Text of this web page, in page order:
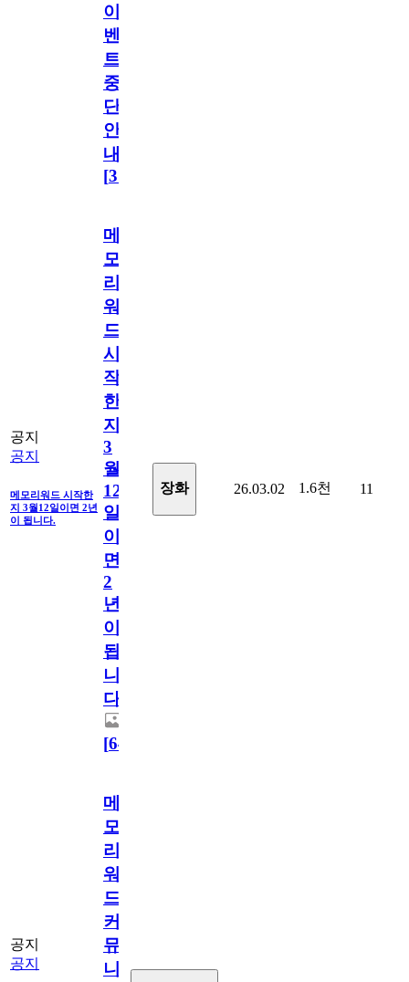
이
벤
트
중
단
안
내
[31
공지
공지
메모리워드 시작한
지 3월12일이면 2년
이 됩니다.
메
모
리
워
드
시
작
한
지
3
월
12
일
이
면
2
년
이
됩
니
다.
[64
장화 26.03.02 1.6천 11
공지
공지
메
모
리
워
드
커
뮤
니